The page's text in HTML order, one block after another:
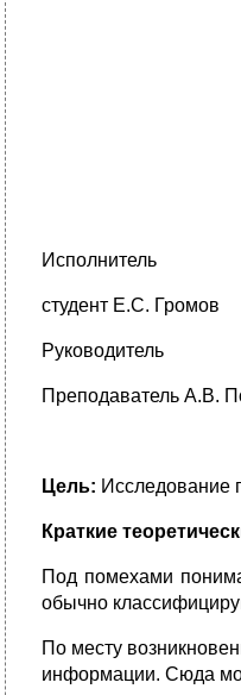
Исполнитель
студент Е.С. Громов
Руководитель
Преподаватель А.В.
Цель: Исследование
Краткие
Под помехами
обычно
По месту
информации. Сюда